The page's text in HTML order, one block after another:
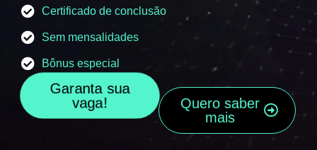
Certificado de conclusão
Sem mensalidades
Bônus especial
Garanta sua
vaga!
Quero saber
mais